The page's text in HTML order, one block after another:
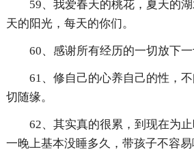
59、我爱春天的桃花，夏天的
天的阳光，每天的你们。
60、感谢所有经历的一切放下一
61、修自己的心养自己的性，
切随缘。
62、其实真的很累，到现在为
一晚上基本没睡多久，带孩子不容易